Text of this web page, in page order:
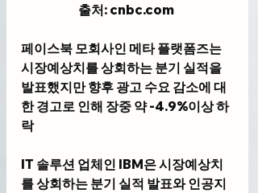
출처: cnbc.com
페이스북 모회사인 메타 플랫폼즈는
시장예상치를 상회하는 분기 실적을
발표했지만 향후 광고 수요 감소에 대
한 경고로 인해 장중 약 -4.9%이상 하
락
IT 솔루션 업체인 IBM은 시장예상치
를 상회하는 분기 실적 발표와 인공지